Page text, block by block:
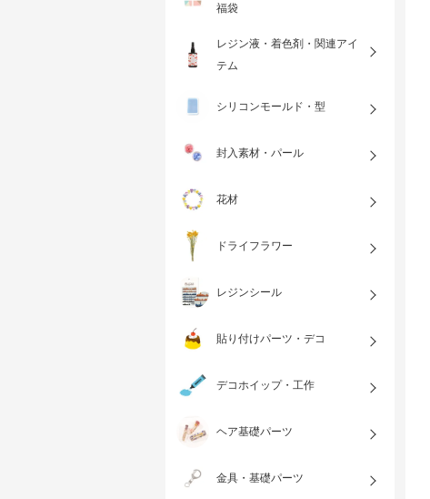
福袋
レジン液・着色剤・関連アイ
テム
シリコンモールド・型
封入素材・パール
花材
ドライフラワー
レジンシール
貼り付けパーツ・デコ
デコホイップ・工作
ヘア基礎パーツ
金具・基礎パーツ